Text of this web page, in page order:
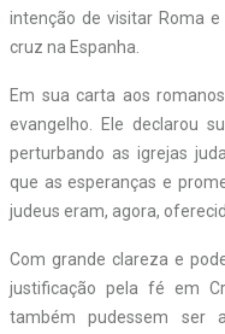
intenção de visitar Roma
cruz na Espanha.
Em sua carta aos
evangelho. Ele declarou
perturbando as igrejas
que as esperanças e
judeus eram, agora,
Com grande clareza e
justificação pela fé em
também pudessem ser